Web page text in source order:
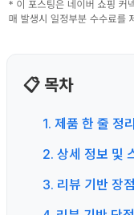
📋 목차
1. 제품 한 줄 정리
2. 상세 정보 및
3. 리뷰 기반 장